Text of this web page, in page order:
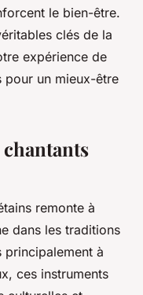
le bien-être.
clés de la
expérience de
pour un mieux-être
remonte à
dans les traditions
principalement à
ces instruments